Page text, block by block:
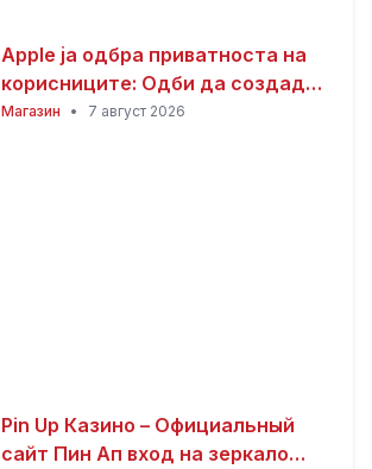
Apple ја одбра приватноста на
корисниците: Одби да создаде
пристап за полицијата до iCloud
Магазин • 7 август 2026
Pin Up Казино – Официальный
сайт Пин Ап вход на зеркало